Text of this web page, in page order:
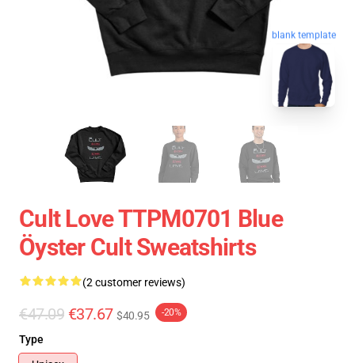
blank template
Cult Love TTPM0701 Blue
Öyster Cult Sweatshirts
(2 customer reviews)
€47.09 €37.67 $40.95 -20%
Type